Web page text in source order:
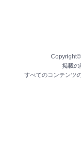
掲載の
すべてのコンテンツ